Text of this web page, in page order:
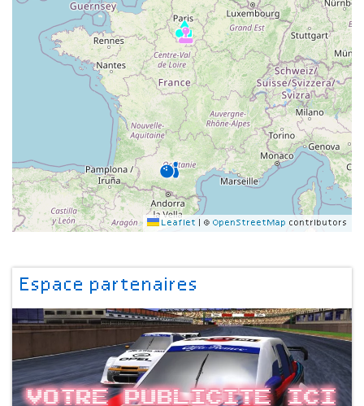
Leaflet © OpenStreetMap contributors
Espace partenaires
Votre publicite ici